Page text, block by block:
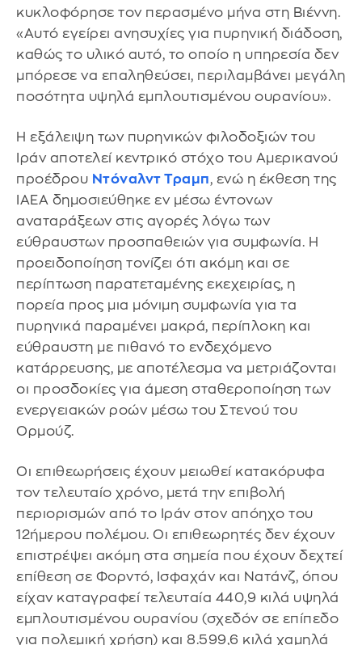
κυκλοφόρησε τον περασμένο μήνα στη Βιέννη.
«Αυτό εγείρει ανησυχίες για πυρηνική διάδοση,
καθώς το υλικό αυτό, το οποίο η υπηρεσία δεν
μπόρεσε να επαληθεύσει, περιλαμβάνει μεγάλη
ποσότητα υψηλά εμπλουτισμένου ουρανίου».
Η εξάλειψη των πυρηνικών φιλοδοξιών του
Ιράν αποτελεί κεντρικό στόχο του Αμερικανού
προέδρου Ντόναλντ Τραμπ, ενώ η έκθεση της
IAEA δημοσιεύθηκε εν μέσω έντονων
αναταράξεων στις αγορές λόγω των
εύθραυστων προσπαθειών για συμφωνία. Η
προειδοποίηση τονίζει ότι ακόμη και σε
περίπτωση παρατεταμένης εκεχειρίας, η
πορεία προς μια μόνιμη συμφωνία για τα
πυρηνικά παραμένει μακρά, περίπλοκη και
εύθραυστη με πιθανό το ενδεχόμενο
κατάρρευσης, με αποτέλεσμα να μετριάζονται
οι προσδοκίες για άμεση σταθεροποίηση των
ενεργειακών ροών μέσω του Στενού του
Ορμούζ.
Οι επιθεωρήσεις έχουν μειωθεί κατακόρυφα
τον τελευταίο χρόνο, μετά την επιβολή
περιορισμών από το Ιράν στον απόηχο του
12ήμερου πολέμου. Οι επιθεωρητές δεν έχουν
επιστρέψει ακόμη στα σημεία που έχουν δεχτεί
επίθεση σε Φορντό, Ισφαχάν και Νατάνζ, όπου
είχαν καταγραφεί τελευταία 440,9 κιλά υψηλά
εμπλουτισμένου ουρανίου (σχεδόν σε επίπεδο
για πολεμική χρήση) και 8.599,6 κιλά χαμηλά